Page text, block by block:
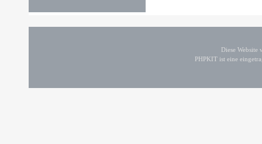
Diese
PHPKIT ist eine